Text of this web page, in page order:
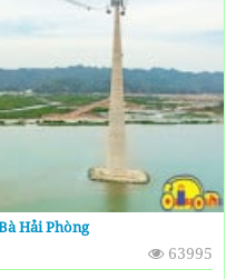
Hải Phòng
63995